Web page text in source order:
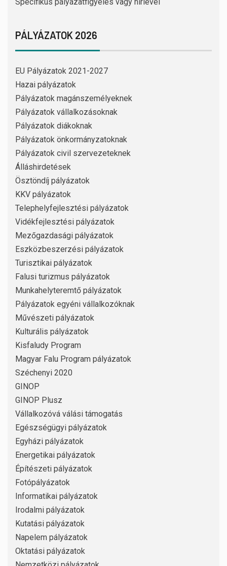
Specifikus pályázatfigyelés vagy hírlevél
PÁLYÁZATOK 2026
EU Pályázatok 2021-2027
Hazai pályázatok
Pályázatok magánszemélyeknek
Pályázatok vállalkozásoknak
Pályázatok diákoknak
Pályázatok önkormányzatoknak
Pályázatok civil szervezeteknek
Álláshirdetések
Ösztöndíj pályázatok
KKV pályázatok
Telephelyfejlesztési pályázatok
Vidékfejlesztési pályázatok
Mezőgazdasági pályázatok
Eszközbeszerzési pályázatok
Turisztikai pályázatok
Falusi turizmus pályázatok
Munkahelyteremtő pályázatok
Pályázatok egyéni vállalkozóknak
Művészeti pályázatok
Kulturális pályázatok
Kisfaludy Program
Magyar Falu Program pályázatok
Széchenyi 2020
GINOP
GINOP Plusz
Vállalkozóvá válási támogatás
Egészségügyi pályázatok
Egyházi pályázatok
Energetikai pályázatok
Építészeti pályázatok
Fotópályázatok
Informatikai pályázatok
Irodalmi pályázatok
Kutatási pályázatok
Napelem pályázatok
Oktatási pályázatok